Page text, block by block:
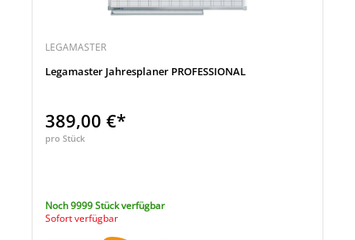
LEGAMASTER
Legamaster Jahresplaner PROFESSIONAL
389,00 €*
pro Stück
Noch 9999 Stück verfügbar
Sofort verfügbar